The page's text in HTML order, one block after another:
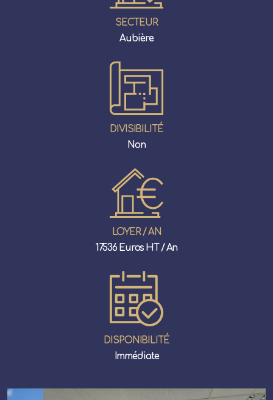
SECTEUR
Aubière
DIVISIBILITÉ
Non
LOYER / AN
17536 Euros HT / An
DISPONIBILITÉ
Immédiate